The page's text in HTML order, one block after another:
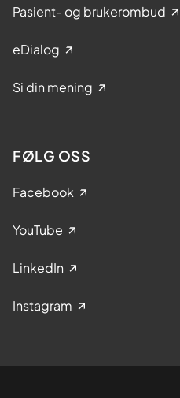
Pasient- og brukerombud
eDialog
Si din mening
FØLG OSS
Facebook
YouTube
LinkedIn
Instagram